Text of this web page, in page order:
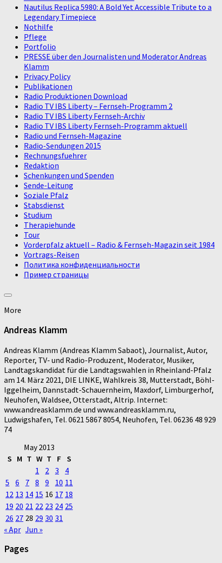
Nautilus Replica 5980: A Bold Yet Accessible Tribute to a
Legendary Timepiece
Nothilfe
Pflege
Portfolio
PRESSE über den Journalisten und Moderator Andreas
Klamm
Privacy Policy
Publikationen
Radio Produktionen Download
Radio TV IBS Liberty – Fernseh-Programm 2
Radio TV IBS Liberty Fernseh-Archiv
Radio TV IBS Liberty Fernseh-Programm aktuell
Radio und Fernseh-Magazine
Radio-Sendungen 2015
Rechnungsfuehrer
Redaktion
Schenkungen und Spenden
Sende-Leitung
Soziale Pfalz
Stabsdienst
Studium
Therapiehunde
Tour
Vorderpfalz aktuell – Radio & Fernseh-Magazin seit 1984
Vortrags-Reisen
Политика конфиденциальности
Пример страницы
More
Andreas Klamm
Andreas Klamm (Andreas Klamm Sabaot), Journalist, Autor,
Reporter, TV- und Radio-Produzent, Moderator, Musiker,
Landtagskandidat für die Landtagswahlen in Rheinland-Pfalz
am 14. März 2021, DIE LINKE, Wahlkreis 38, Mutterstadt, Böhl-
Iggelheim, Dannstadt-Schauernheim, Maxdorf, Limburgerhof,
Neuhofen, Waldsee, Otterstadt, Altrip. Internet:
www.andreasklamm.de und www.andreasklamm.ru,
Ludwigshafen, Tel. 0621 5867 8054, Neuhofen, Tel. 06236 48 929
74
May 2013
S M T W T F S
1
2 3
4
5
6 7 8 9 10 11
12 13 14 15 16 17 18
19 20 21 22 23 24 25
26 27 28 29 30 31
« Apr Jun »
Pages